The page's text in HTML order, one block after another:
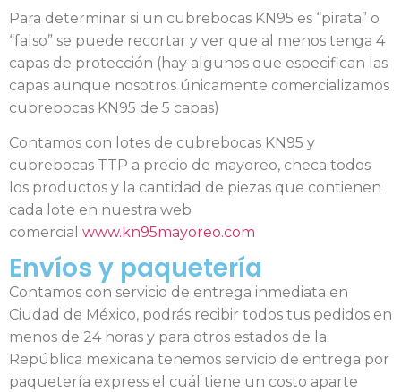
Para determinar si un cubrebocas KN95 es “pirata” o
“falso” se puede recortar y ver que al menos tenga 4
capas de protección (hay algunos que especifican las
capas aunque nosotros únicamente comercializamos
cubrebocas KN95 de 5 capas)
Contamos con lotes de cubrebocas KN95 y
cubrebocas TTP a precio de mayoreo, checa todos
los productos y la cantidad de piezas que contienen
cada lote en nuestra web
comercial www.kn95mayoreo.com
Envíos y paquetería
Contamos con servicio de entrega inmediata en
Ciudad de México, podrás recibir todos tus pedidos en
menos de 24 horas y para otros estados de la
República mexicana tenemos servicio de entrega por
paquetería express el cuál tiene un costo aparte